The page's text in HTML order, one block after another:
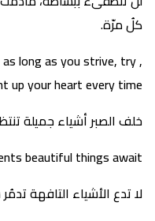
كلُ مرّة.
long as you strive, try ,
up your heart every time
خلف الصبر أشياء جميلة
beautiful things await
لا تدع الأشياء التافهة